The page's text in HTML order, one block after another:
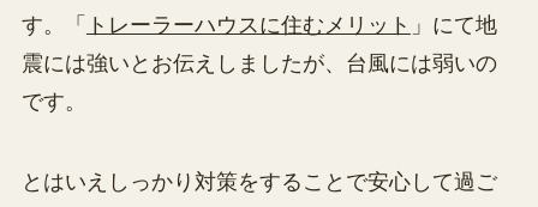
す。「 トレーラーハウスに住むメリット 」にて地
震には強いとお伝えしましたが、台風には弱いの
です。
とはいえしっかり対策をすることで安心して過ご